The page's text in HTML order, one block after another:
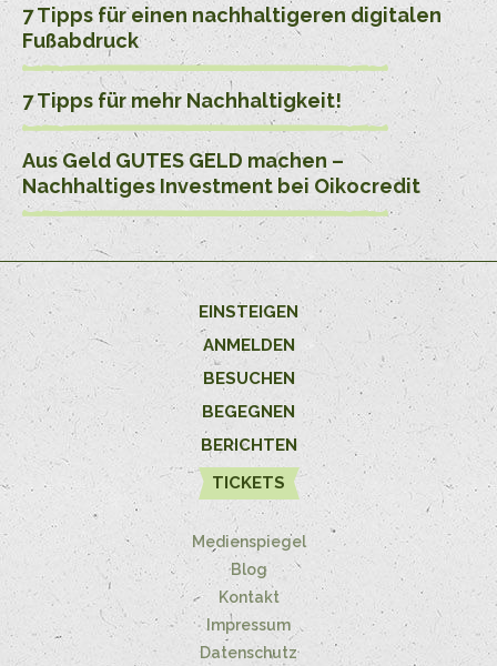
7 Tipps für einen nachhaltigeren digitalen
Fußabdruck
7 Tipps für mehr Nachhaltigkeit!
Aus Geld GUTES GELD machen –
Nachhaltiges Investment bei Oikocredit
EINSTEIGEN
ANMELDEN
BESUCHEN
BEGEGNEN
BERICHTEN
TICKETS
Medienspiegel
Blog
Kontakt
Impressum
Datenschutz